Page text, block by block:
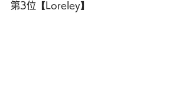
第3位【Loreley】